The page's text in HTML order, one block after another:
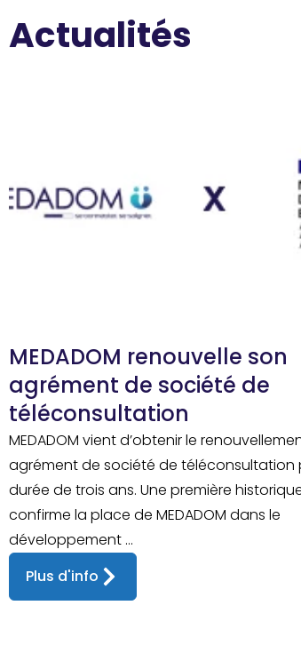
Actualités
MEDADOM renouvelle son
agrément de société de
téléconsultation
MEDADOM vient d’obtenir le
agrément de société de téléconsultation
durée de trois ans. Une première
confirme la place de MEDADOM dans le
développement ...
Plus d'info